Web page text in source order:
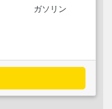
ガソリン